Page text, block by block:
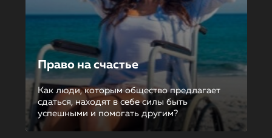
Право на счастье
Как люди, которым общество предлагает
сдаться, находят в себе силы быть
успешными и помогать другим?